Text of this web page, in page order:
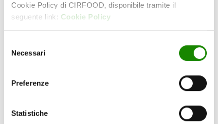
Cookie Policy di CIRFOOD, disponibile tramite il
seguente link: Cookie Policy
delNecessari
Preferenze
Statistiche
direttamente all’ente di accreditamento SAAS
saas@saasaccreditation.org
utilizzando la procedura di segnalazione
https://www.cirfood.com/it/modello-
In caso di segnalazione non anonima da parte di